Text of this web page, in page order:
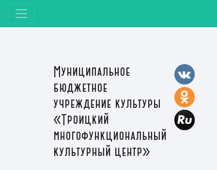
Муниципальное
бюджетное
учреждение культуры
«Троицкий
многофункциональный
культурный центр»